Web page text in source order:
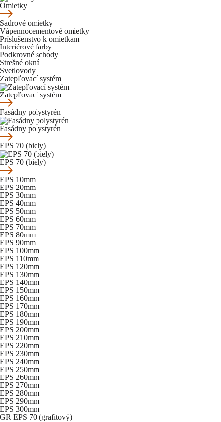
Omietky
Sadrové omietky
Vápennocementové omietky
Príslušenstvo k omietkam
Interiérové farby
Podkrovné schody
Strešné okná
Svetlovody
Zatepľovací systém
Zatepľovací systém
Fasádny polystyrén
Fasádny polystyrén
EPS 70 (biely)
EPS 70 (biely)
EPS 10mm
EPS 20mm
EPS 30mm
EPS 40mm
EPS 50mm
EPS 60mm
EPS 70mm
EPS 80mm
EPS 90mm
EPS 100mm
EPS 110mm
EPS 120mm
EPS 130mm
EPS 140mm
EPS 150mm
EPS 160mm
EPS 170mm
EPS 180mm
EPS 190mm
EPS 200mm
EPS 210mm
EPS 220mm
EPS 230mm
EPS 240mm
EPS 250mm
EPS 260mm
EPS 270mm
EPS 280mm
EPS 290mm
EPS 300mm
GR EPS 70 (grafitový)